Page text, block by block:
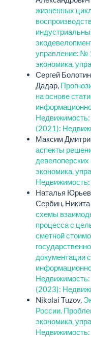
жизненных
управление: №
экономика,
Сергей
Дадар,
на основе
(2021):
Максим
аспекты
девелоперских
экономика,
Недвижимость:
Наталья
Сербин,
схемы
процесса с
сметной
документации
(2023):
Nikolai Tuzov,
России.
экономика,
Недвижимость: